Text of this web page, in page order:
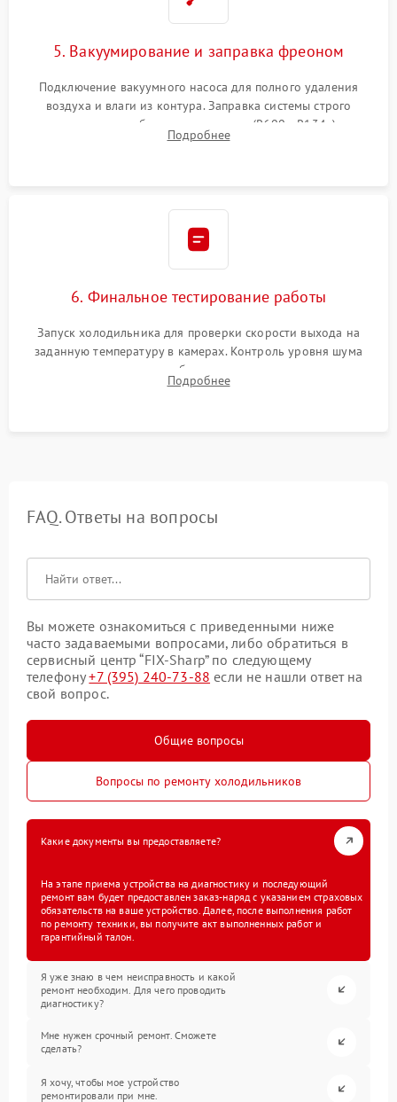
5. Вакуумирование и заправка фреоном
Подключение вакуумного насоса для полного удаления
воздуха и влаги из контура. Заправка системы строго
дозированным объемом хладагента (R600a, R134a) по
электронным весам. Контроль рабочего давления в системе.
Подробнее
6. Финальное тестирование работы
Запуск холодильника для проверки скорости выхода на
заданную температуру в камерах. Контроль уровня шума
компрессора, отсутствия обмерзания стенок и корректного
срабатывания системы автоматической оттайки.
Подробнее
FAQ. Ответы на вопросы
Вы можете ознакомиться с приведенными ниже
часто задаваемыми вопросами, либо обратиться в
сервисный центр “FIX-Sharp” по следующему
телефону+7 (395) 240-73-88 если не нашли ответ на
свой вопрос.
Общие вопросы
Вопросы по ремонту холодильников
Какие документы вы предоставляете?
На этапе приема устройства на диагностику и последующий
ремонт вам будет предоставлен заказ-наряд с указанием страховых
обязательств на ваше устройство. Далее, после выполнения работ
по ремонту техники, вы получите акт выполненных работ и
гарантийный талон.
Я уже знаю в чем неисправность и какой
ремонт необходим. Для чего проводить
диагностику?
Мне нужен срочный ремонт. Сможете
сделать?
Я хочу, чтобы мое устройство
ремонтировали при мне.